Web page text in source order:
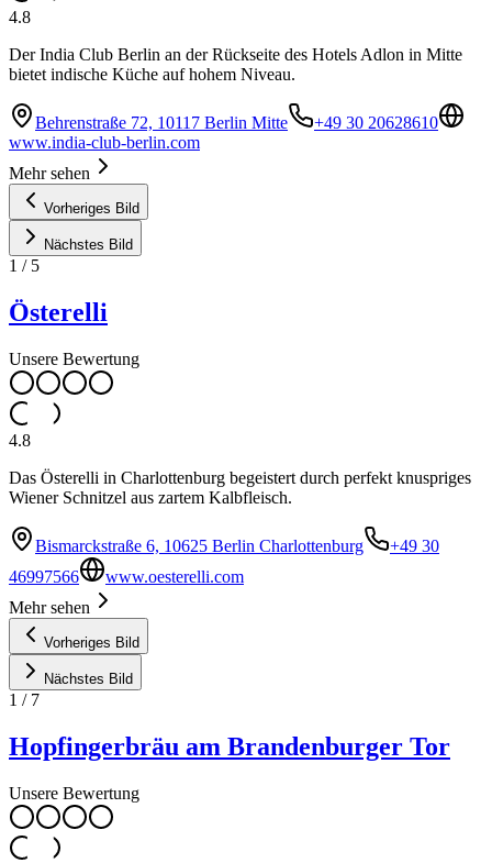
4.8
Der India Club Berlin an der Rückseite des Hotels Adlon in Mitte
bietet indische Küche auf hohem Niveau.
Behrenstraße 72, 10117 Berlin Mitte
+49 30 20628610
www.india-club-berlin.com
Mehr sehen
Vorheriges Bild
Nächstes Bild
1 / 5
Österelli
Unsere Bewertung
4.8
Das Österelli in Charlottenburg begeistert durch perfekt knuspriges
Wiener Schnitzel aus zartem Kalbfleisch.
Bismarckstraße 6, 10625 Berlin Charlottenburg
+49 30
46997566
www.oesterelli.com
Mehr sehen
Vorheriges Bild
Nächstes Bild
1 / 7
Hopfingerbräu am Brandenburger Tor
Unsere Bewertung